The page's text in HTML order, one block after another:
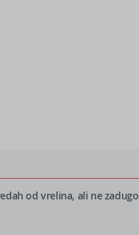
od vrelina, ali ne zadugo